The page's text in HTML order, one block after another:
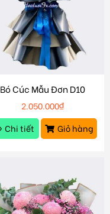
Bó Cúc Mẫu Đơn D10
2.050.000₫
Chi tiết
Giỏ hàng